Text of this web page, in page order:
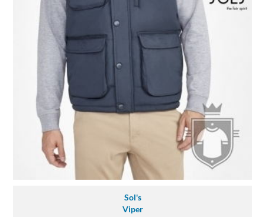
Sol's
Viper